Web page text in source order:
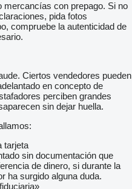
con prepago. Si no
pida fotos
compruebe la autenticidad de
Ciertos vendedores pueden
en concepto de
perciben grandes
sin dejar huella.
tarjeta
sin documentación que
de dinero, si durante la
ha surgido alguna duda.